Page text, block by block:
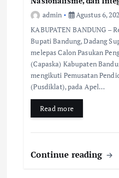
admin
Agustus 6,
KABUPATEN BANDUNG –
Bupati Bandung, Dadang
melepas Calon Pasukan
(Capaska) Kabupaten
mengikuti Pemusatan
(Pusdiklat), pada Apel…
Read more
Continue reading